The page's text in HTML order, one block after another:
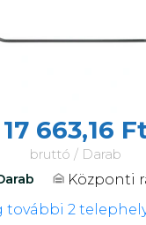
17 663,16
bruttó / Darab
Központi
további 2